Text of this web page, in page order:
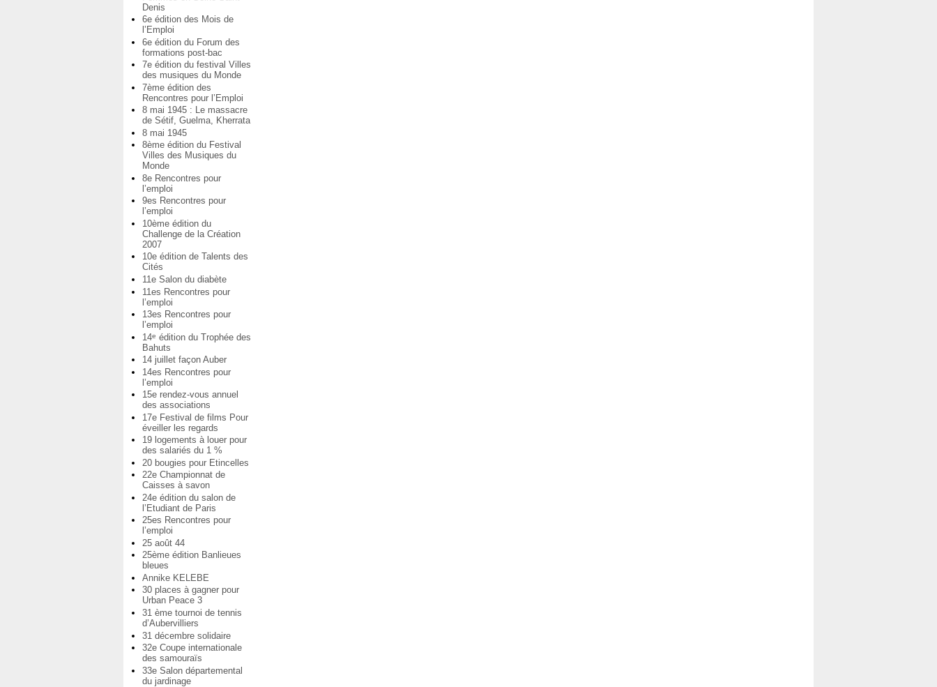
Denis
6e édition des Mois de
l’Emploi
6e édition du Forum des
formations post-bac
7e édition du festival Villes
des musiques du Monde
7ème édition des
Rencontres pour l’Emploi
8 mai 1945 : Le massacre
de Sétif, Guelma, Kherrata
8 mai 1945
8ème édition du Festival
Villes des Musiques du
Monde
8e Rencontres pour
l’emploi
9es Rencontres pour
l’emploi
10ème édition du
Challenge de la Création
2007
10e édition de Talents des
Cités
11e Salon du diabète
11es Rencontres pour
l’emploi
13es Rencontres pour
l’emploi
14e édition du Trophée des
Bahuts
14 juillet façon Auber
14es Rencontres pour
l’emploi
15e rendez-vous annuel
des associations
17e Festival de films Pour
éveiller les regards
19 logements à louer pour
des salariés du 1 %
20 bougies pour Etincelles
22e Championnat de
Caisses à savon
24e édition du salon de
l’Etudiant de Paris
25es Rencontres pour
l’emploi
25 août 44
25ème édition Banlieues
bleues
Annike KELEBE
30 places à gagner pour
Urban Peace 3
31 ème tournoi de tennis
d’Aubervilliers
31 décembre solidaire
32e Coupe internationale
des samouraïs
33e Salon départemental
du jardinage